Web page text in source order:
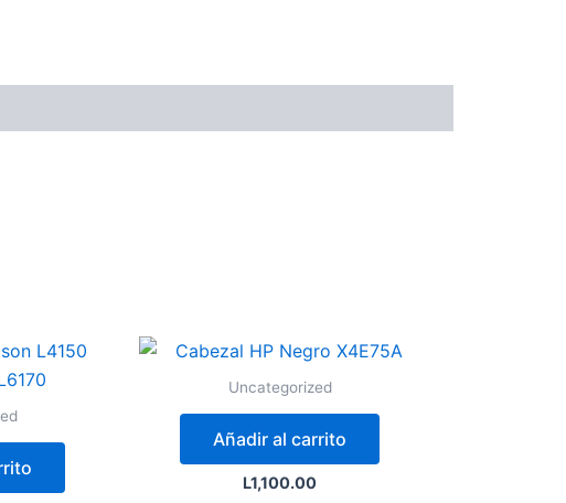
Uncategorized
Añadir al carrito
L1,100.00